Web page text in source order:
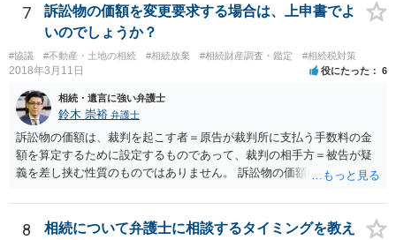
することはありませんので、数年後に借金が発見される可能性はほぼ
ありません。 なお、私が扱った相続放棄を検討していた案件で、期間
伸長して調査したところ、サラ金に対する過払金など相当な財産が見
つかったため相続したという事例がありました。
7
訴訟物の価額を変更要求する場合は、上申書でよ
いのでしょうか？
#協議 #不動産・土地の相続 #相続放棄 #相続財産調査・鑑定 #相続税対策
2018年3月11日 役にたった 6
相続・遺言に強い弁護士
鈴木 崇裕 弁護士
訴訟物の価額は、裁判を起こす者＝原告が裁判所に支払う手数料の金
額を算定するために設定するものであって、裁判の相手方＝被告が疑
義を差し挟む性質のものではありません。 訴訟物の価額自体が裁判の
したとしても、変更されることはありません。
8
相続について弁護士に相談するタイミングを教え